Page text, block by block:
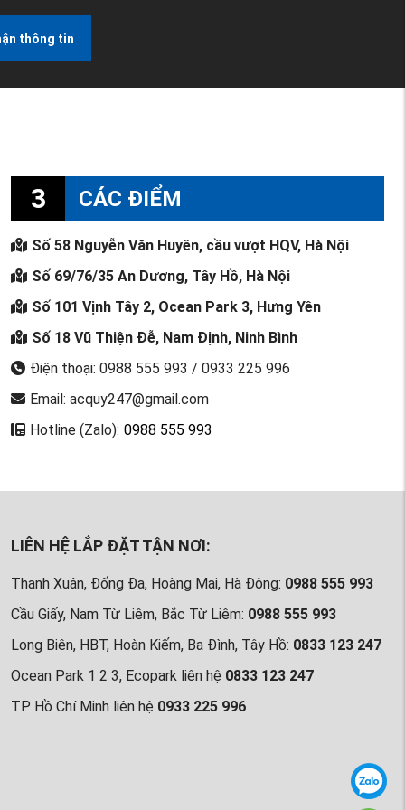
thông tin
3 CÁC ĐIỂM
Số 58 Nguyễn Văn Huyên, cầu vượt HQV, Hà Nội
Số 69/76/35 An Dương, Tây Hồ, Hà Nội
Số 101 Vịnh Tây 2, Ocean Park 3, Hưng Yên
Số 18 Vũ Thiện Đễ, Nam Định, Ninh Bình
Điện thoại: 0988 555 993 / 0933 225 996
Email: acquy247@gmail.com
Hotline (Zalo): 0988 555 993
LIÊN HỆ LẮP ĐẶT TẬN NƠI:
Thanh Xuân, Đống Đa, Hoàng Mai, Hà Đông: 0988 555 993
Cầu Giấy, Nam Từ Liêm, Bắc Từ Liêm: 0988 555 993
Long Biên, HBT, Hoàn Kiếm, Ba Đình, Tây Hồ: 0833 123 247
Ocean Park 1 2 3, Ecopark liên hệ 0833 123 247
TP Hồ Chí Minh liên hệ 0933 225 996